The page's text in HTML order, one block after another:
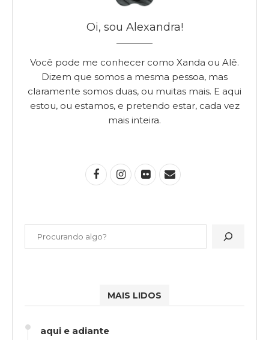
Oi, sou Alexandra!
Você pode me conhecer como Xanda ou Alê.
Dizem que somos a mesma pessoa, mas
claramente somos duas, ou muitas mais. E aqui
estou, ou estamos, e pretendo estar, cada vez
mais inteira.
MAIS LIDOS
aqui e adiante